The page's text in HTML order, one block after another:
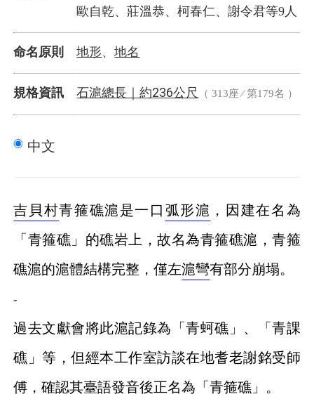
歐自乾、莊溫恭、柯春仁、謝令君等9人
命名原則 地形、地名
規格資訊 石滬總長｜約236公尺 （ 313座 ⁄ 第179名 ）
中文
吉貝村青箍礁滬是一口弧形滬 ，因建在名為
「青箍礁」的礁岩上，故名為青箍礁滬，青箍
礁滬的滬體結構完整，僅左滬彎有部分崩塌。
-
過去文獻會將此滬記錄為「青蚵礁」、「青課
礁」等，但經本工作室訪談在地耆老謝銘受師
傅，確認其臺語發音後正名為「青箍礁」。